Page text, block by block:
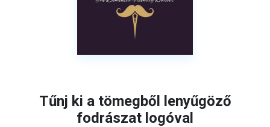
Tűnj ki a tömegből lenyűgöző
fodrászat logóval